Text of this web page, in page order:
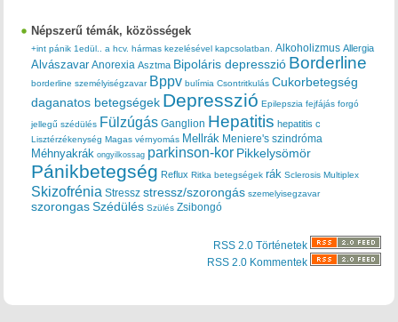
Népszerű témák, közösségek
+int pánik 1edül.. a hcv. hármas kezelésével kapcsolatban. Alkoholizmus Allergia
Alvászavar Anorexia Asztma Bipoláris depresszió Borderline
borderline személyiségzavar Bppv bulímia Csontritkulás Cukorbetegség
daganatos betegségek Depresszió Epilepszia fejfájás forgó
jellegű szédülés Fülzúgás Ganglion Hepatitis hepatitis c
Lisztérzékenység Magas vérnyomás Mellrák Meniere's szindróma
Méhnyakrák ongyilkossag parkinson-kor Pikkelysömör
Pánikbetegség Reflux Ritka betegségek rák Sclerosis Multiplex
Skizofrénia Stressz stressz/szorongás szemelyisegzavar
szorongas Szédülés Szülés Zsibongó
RSS 2.0 Történetek
RSS 2.0 Kommentek